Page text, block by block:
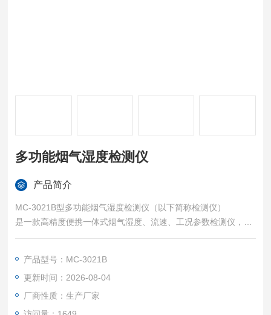
多功能烟气湿度检测仪
产品简介
MC-3021B型多功能烟气湿度检测仪（以下简称检测仪）
是一款高精度便携一体式烟气湿度、流速、工况参数检测仪，
仪器采用传感器，自带温度、压力补偿修正，具有测量
炉窑以及各种排风管道的烟气湿度、烟气流速、烟气流量、
标干流量、动压、静压及烟温等参数的测定
产品型号：MC-3021B
更新时间：2026-08-04
厂商性质：生产厂家